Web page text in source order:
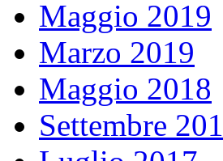
Maggio 2019
Marzo 2019
Maggio 2018
Settembre